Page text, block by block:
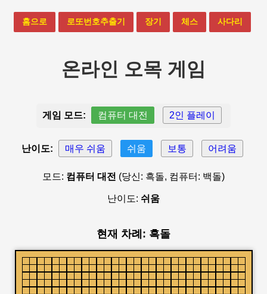
홈으로 로또번호추출기 장기 체스 사다리
온라인 오목 게임
게임 모드: 컴퓨터 대전 2인 플레이
난이도: 매우 쉬움 쉬움 보통 어려움
모드: 컴퓨터 대전 (당신: 흑돌, 컴퓨터: 백돌)
난이도: 쉬움
현재 차례: 흑돌